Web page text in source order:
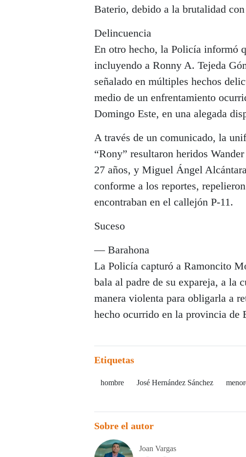
Baterio, debido a la brutalidad
Delincuencia
En otro hecho, la Policía informó
incluyendo a Ronny A. Tejeda
señalado en múltiples hechos
medio de un enfrentamiento
Domingo Este, en una alegada
A través de un comunicado, la
“Rony” resultaron heridos
27 años, y Miguel Ángel
conforme a los reportes,
encontraban en el callejón P-11.
Suceso
— Barahona
La Policía capturó a Ramoncito
bala al padre de su expareja, a la
manera violenta para obligarla a
hecho ocurrido en la provincia de
Etiquetas
hombre José Hernández Sánchez
Sobre el autor
Joan Vargas